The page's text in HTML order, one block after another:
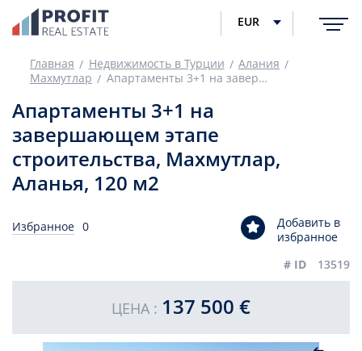
EUR
Главная Недвижимость в Турции
Алания
Махмутлар
Апартаменты 3+1 на завершающем этапе строительства, Махмутлар, Аланья, 120 м2
Апартаменты 3+1 на
завершающем этапе
строительства, Махмутлар,
Аланья, 120 м2
Избранное 0
Добавить в
избранное
# ID
13519
ЦЕНА : 137 500 €